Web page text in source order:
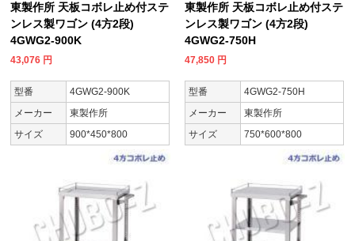
東製作所 天板コボレ止め付ステ
ンレス製ワゴン (4方2段)
4GWG2-900K
43,076 円
型番
4GWG2-900K
メーカー
東製作所
サイズ
900*450*800
東製作所 天板コボレ止め付ステ
ンレス製ワゴン (4方2段)
4GWG2-750H
47,850 円
型番
4GWG2-750H
メーカー
東製作所
サイズ
750*600*800